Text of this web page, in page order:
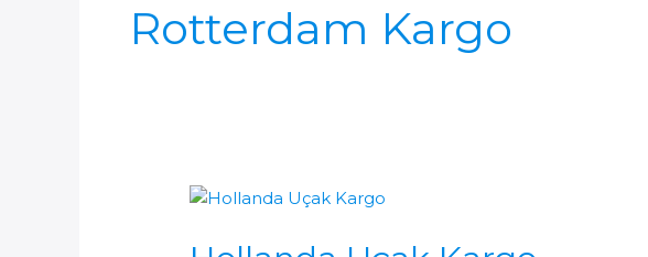
Rotterdam Kargo